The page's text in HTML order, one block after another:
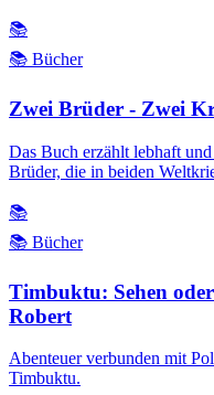
📚
📚 Bücher
Zwei Brüder - Zwei
Das Buch erzählt lebhaft
Brüder, die in beiden
📚
📚 Bücher
Timbuktu: Sehen
Robert
Abenteuer verbunden mit
Timbuktu.